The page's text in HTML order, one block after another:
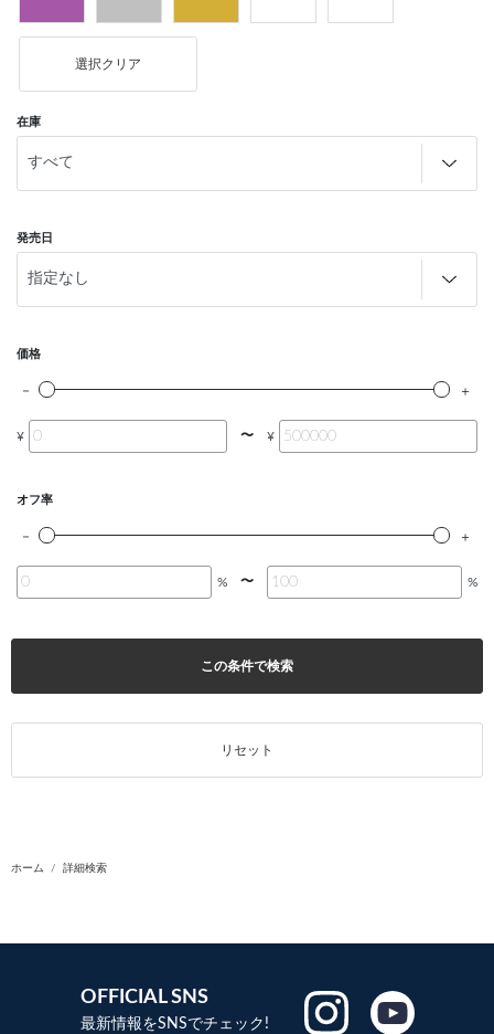
選択クリア
在庫
発売日
価格
¥ 〜 ¥
オフ率
% 〜 %
この条件で検索
リセット
ホーム 詳細検索
OFFICIAL SNS
最新情報をSNSでチェック!